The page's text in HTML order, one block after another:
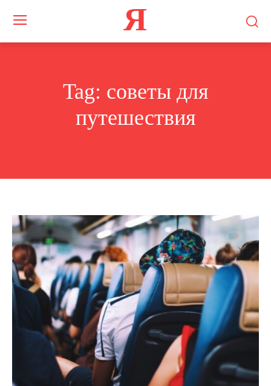
Я
Tag: советы для
путешествия